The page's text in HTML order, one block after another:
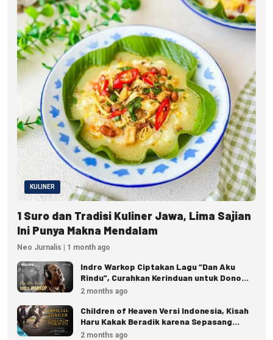
KULINER
1 Suro dan Tradisi Kuliner Jawa, Lima Sajian
Ini Punya Makna Mendalam
Neo Jurnalis | 1 month ago
Indro Warkop Ciptakan Lagu “Dan Aku
Rindu”, Curahkan Kerinduan untuk Dono
dan Kasino
2 months ago
Children of Heaven Versi Indonesia, Kisah
Haru Kakak Beradik karena Sepasang
Sepatu
2 months ago